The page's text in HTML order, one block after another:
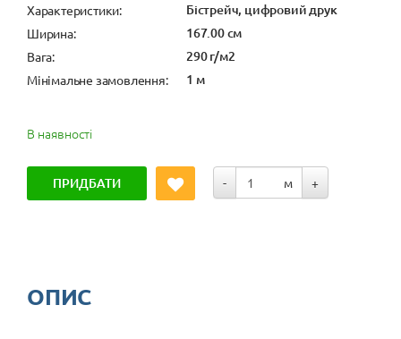
Характеристики: Бістрейч, цифровий друк
Ширина: 167.00 см
Вага: 290 г/м2
Мінімальне замовлення: 1 м
В наявності
ПРИДБАТИ - м +
ОПИС